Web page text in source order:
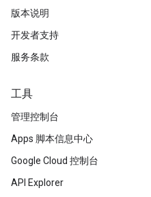
版本说明
开发者支持
服务条款
工具
管理控制台
Apps 脚本信息中心
Google Cloud 控制台
API Explorer